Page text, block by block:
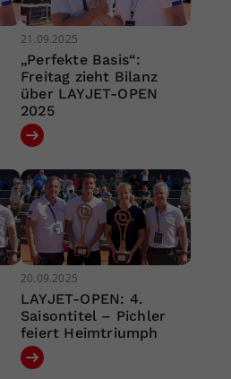
21.09.2025
„Perfekte Basis“:
Freitag zieht Bilanz
über LAYJET-OPEN
2025
20.09.2025
LAYJET-OPEN: 4.
Saisontitel – Pichler
feiert Heimtriumph